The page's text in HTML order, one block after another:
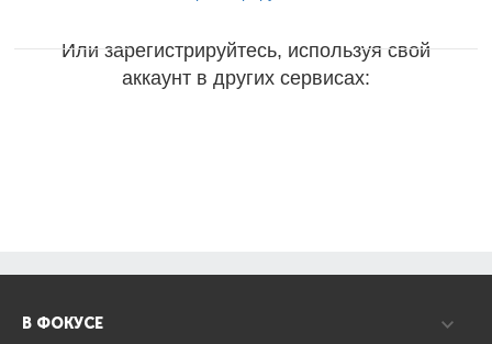
Или зарегистрируйтесь, используя свой
аккаунт в других сервисах:
В ФОКУСЕ